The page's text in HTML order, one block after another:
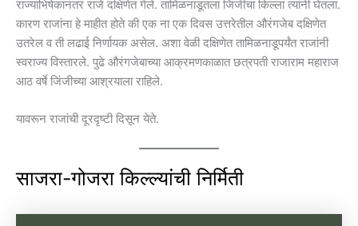
राज्याभिषेकानंतर राजे दक्षिणेत गेले. तामिळनाडूतला जिंजीचा किल्ला त्यांनी घेतला.
कारण राजांना हे माहीत होते की एक ना एक दिवस उत्तरेतील औरंगजेब दक्षिणेत
उतरेल व ती लढाई निर्णायक असेल. अशा वेळी दक्षिणेत तामिळनाडूपर्यंत राजांनी
स्वराज्य विस्तारले. पुढे औरंगजेबाच्या आक्रमणकाळात छत्रपती राजाराम महाराज
आठ वर्षे जिंजीच्या आश्रयाला राहिले.
यावरून राजांची दूरदृष्टी दिसून येते.
साजरा-गोजरा किल्ल्यांची निर्मिती